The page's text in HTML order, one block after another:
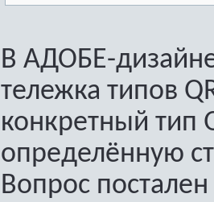
В АДОБЕ-
тележка типов
конкретный тип
определённую
Вопрос